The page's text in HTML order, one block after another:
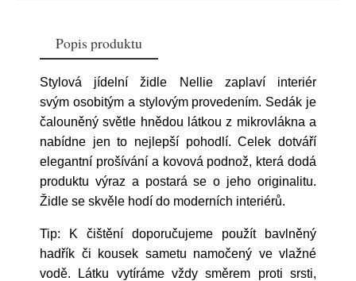
Popis produktu
Stylová jídelní židle Nellie zaplaví interiér
svým osobitým a stylovým provedením. Sedák je
čalouněný světle hnědou látkou z mikrovlákna a
nabídne jen to nejlepší pohodlí. Celek dotváří
elegantní prošívání a kovová podnož, která dodá
produktu výraz a postará se o jeho originalitu.
Židle se skvěle hodí do moderních interiérů.
Tip: K čištění doporučujeme použít bavlněný
hadřík či kousek sametu namočený ve vlažné
vodě. Látku vytíráme vždy směrem proti srsti,